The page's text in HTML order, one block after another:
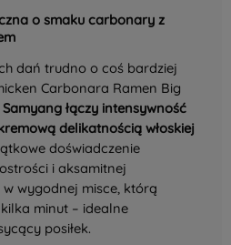
o smaku carbonary z
dań trudno o coś bardziej
Carbonara Ramen Big
Samyang łączy intensywność
delikatnością włoskiej
doświadczenie
i aksamitnej
wygodnej misce, którą
minut – idealne
posiłek.